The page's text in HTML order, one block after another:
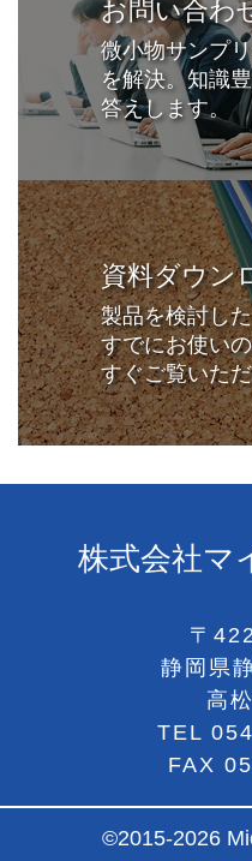
お問い合わ
微小物サンプ
を解決。知識
答えします。
資料ダウン
製品を検討し
すでにお使い
すぐご覧いた
株式会社マ
〒
静岡県
高
TEL
FAX
©2015-2026